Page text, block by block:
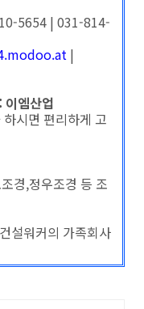
5654 | 031-814-
|
이엠산업
시면 편리하게 고
경,정우조경 등 조
설워커의 가족회사